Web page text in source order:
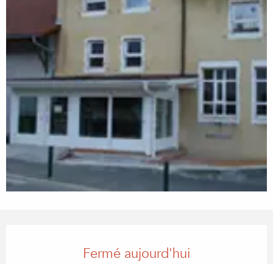
Fermé aujourd'hui